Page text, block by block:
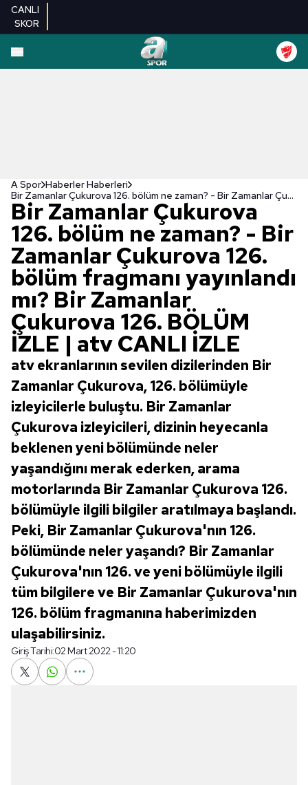
CANLI
SKOR
A Spor Haberler Haberleri
Bir Zamanlar Çukurova 126. bölüm ne zaman? - Bir Zamanlar Çukurova 126. bölüm fragmanı yayınlandı mı? Bir Zamanlar Çukurova 126. BÖLÜM İZLE | atv CANLI İZLE
Bir Zamanlar Çukurova
126. bölüm ne zaman? - Bir
Zamanlar Çukurova 126.
bölüm fragmanı yayınlandı
mı? Bir Zamanlar
Çukurova 126. BÖLÜM
İZLE | atv CANLI İZLE
atv ekranlarının sevilen dizilerinden Bir
Zamanlar Çukurova, 126. bölümüyle
izleyicilerle buluştu. Bir Zamanlar
Çukurova izleyicileri, dizinin heyecanla
beklenen yeni bölümünde neler
yaşandığını merak ederken, arama
motorlarında Bir Zamanlar Çukurova 126.
bölümüyle ilgili bilgiler aratılmaya başlandı.
Peki, Bir Zamanlar Çukurova'nın 126.
bölümünde neler yaşandı? Bir Zamanlar
Çukurova'nın 126. ve yeni bölümüyle ilgili
tüm bilgilere ve Bir Zamanlar Çukurova'nın
126. bölüm fragmanına haberimizden
ulaşabilirsiniz.
Giriş Tarihi:02 Mart 2022 - 11:20